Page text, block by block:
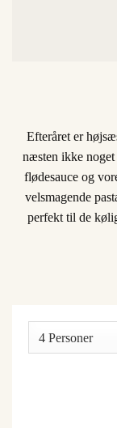
Efteråret er
næsten ikke noget
flødesauce og
velsmagende
perfekt til de